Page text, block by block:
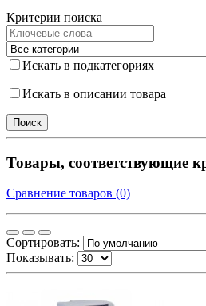
Критерии поиска
Искать в подкатегориях
Искать в описании товара
Товары, соответствующие
Сравнение товаров (0)
Сортировать:
Показывать: